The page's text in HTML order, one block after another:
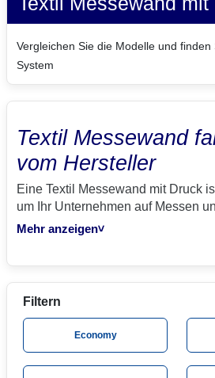
Vergleichen Sie die Modelle und
System
Textil Messewand
vom Hersteller
Eine Textil Messewand mit Druck
um Ihr Unternehmen auf Messen
aufmerksamkeitsstark zu
der Textil Messewand. Die Textil
Thermosublimationsdrucker oder
Die Textil Messewand können Sie
zusammenstellen und perfekt auf
Mehr anzeigen>
Filtern
Economy